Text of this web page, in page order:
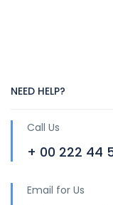
NEED HELP?
Call Us
+ 00 222 44
Email for Us